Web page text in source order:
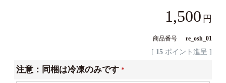
1,500
商品番号 re_osh_01
[ 15 ポイント進呈 ]
注意：同梱は冷凍のみです